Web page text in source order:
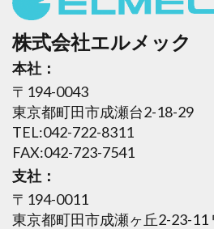
株式会社エルメック
本社：
〒194-0043
東京都町田市成瀬台2-18-29
TEL:042-722-8311
FAX:042-723-7541
支社：
〒194-0011
東京都町田市成瀬ヶ丘2-23-11